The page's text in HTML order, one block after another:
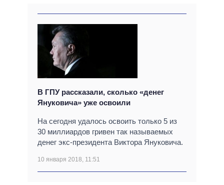
В ГПУ рассказали, сколько «денег
Януковича» уже освоили
На сегодня удалось освоить только 5 из
30 миллиардов гривен так называемых
денег экс-президента Виктора Януковича.
10 января 2018, 11:51